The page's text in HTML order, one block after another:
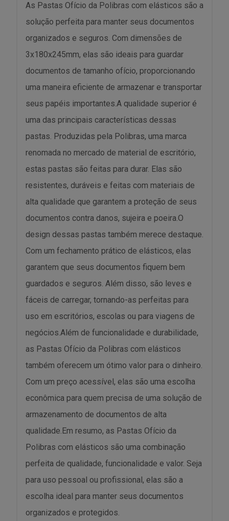
As Pastas Ofício da Polibras com elásticos são a
solução perfeita para manter seus documentos
organizados e seguros. Com dimensões de
3x180x245mm, elas são ideais para guardar
documentos de tamanho ofício, proporcionando
uma maneira eficiente de armazenar e transportar
seus papéis importantes.A qualidade superior é
uma das principais características dessas
pastas. Produzidas pela Polibras, uma marca
renomada no mercado de material de escritório,
estas pastas são feitas para durar. Elas são
resistentes, duráveis e feitas com materiais de
alta qualidade que garantem a proteção de seus
documentos contra danos, sujeira e poeira.O
design dessas pastas também merece destaque.
Com um fechamento prático de elásticos, elas
garantem que seus documentos fiquem bem
guardados e seguros. Além disso, são leves e
fáceis de carregar, tornando-as perfeitas para
uso em escritórios, escolas ou para viagens de
negócios.Além de funcionalidade e durabilidade,
as Pastas Ofício da Polibras com elásticos
também oferecem um ótimo valor para o dinheiro.
Com um preço acessível, elas são uma escolha
econômica para quem precisa de uma solução de
armazenamento de documentos de alta
qualidade.Em resumo, as Pastas Ofício da
Polibras com elásticos são uma combinação
perfeita de qualidade, funcionalidade e valor. Seja
para uso pessoal ou profissional, elas são a
escolha ideal para manter seus documentos
organizados e protegidos.